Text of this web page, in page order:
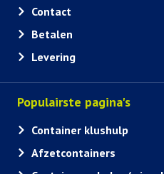
Contact
Betalen
Levering
Populairste pagina's
Container klushulp
Afzetcontainers